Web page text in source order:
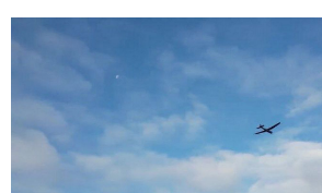
Мероприятия
Авторские материалы
Видео
Телефон редакции: +7 495 727-01-67
Электронные почты редакции: